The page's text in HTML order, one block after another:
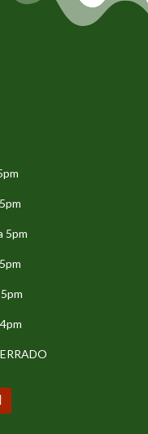
5pm